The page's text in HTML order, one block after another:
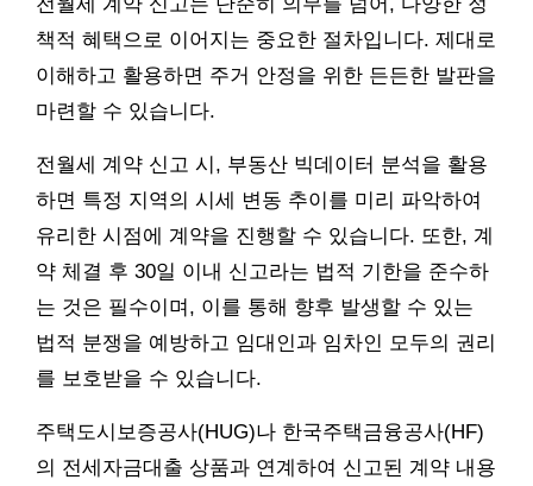
전월세 계약 신고는 단순히 의무를 넘어, 다양한 정
책적 혜택으로 이어지는 중요한 절차입니다. 제대로
이해하고 활용하면 주거 안정을 위한 든든한 발판을
마련할 수 있습니다.
전월세 계약 신고 시, 부동산 빅데이터 분석을 활용
하면 특정 지역의 시세 변동 추이를 미리 파악하여
유리한 시점에 계약을 진행할 수 있습니다. 또한, 계
약 체결 후 30일 이내 신고라는 법적 기한을 준수하
는 것은 필수이며, 이를 통해 향후 발생할 수 있는
법적 분쟁을 예방하고 임대인과 임차인 모두의 권리
를 보호받을 수 있습니다.
주택도시보증공사(HUG)나 한국주택금융공사(HF)
의 전세자금대출 상품과 연계하여 신고된 계약 내용